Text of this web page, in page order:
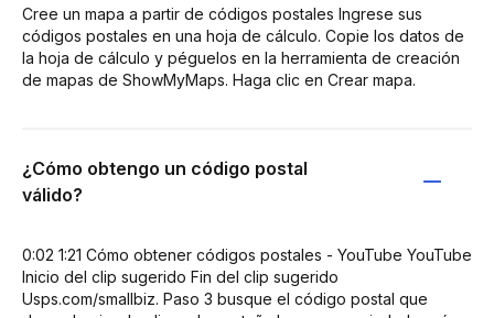
Cree un mapa a partir de códigos postales Ingrese sus
códigos postales en una hoja de cálculo. Copie los datos de
la hoja de cálculo y péguelos en la herramienta de creación
de mapas de ShowMyMaps. Haga clic en Crear mapa.
¿Cómo obtengo un código postal
válido?
0:02 1:21 Cómo obtener códigos postales - YouTube YouTube
Inicio del clip sugerido Fin del clip sugerido
Usps.com/smallbiz. Paso 3 busque el código postal que